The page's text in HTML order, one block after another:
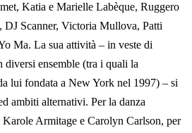
Katia e Marielle Labèque, Ruggero
Scanner, Victoria Mullova, Patti
Ma. La sua attività – in veste di
diversi ensemble (tra i quali la
lui fondata a New York nel 1997) – si
ambiti alternativi. Per la danza
Armitage e Carolyn Carlson, per